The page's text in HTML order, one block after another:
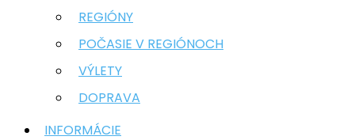
REGIÓNY
POČASIE V REGIÓNOCH
VÝLETY
DOPRAVA
INFORMÁCIE